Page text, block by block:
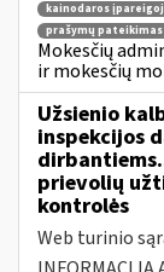
kainodaros
prašymų pateikimas
Mokesčių
ir mokesčių
Užsienio
inspekcijos
prievolių
kontrolės
Web turinio